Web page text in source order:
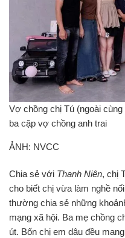
Vợ chồng chị Tú (ngoài
ba cặp vợ chồng anh trai
ẢNH: NVCC
Chia sẻ với Thanh Niên, chị
cho biết chị vừa làm nghề
thường chia sẻ những
mạng xã hội. Ba mẹ chồng
út. Bốn chị em dâu đều